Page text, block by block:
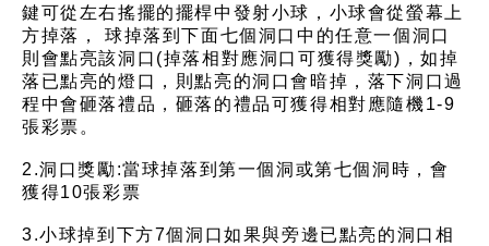
鍵可從左右搖擺的擺桿中發射小球，小球會從螢幕上
方掉落， 球掉落到下面七個洞口中的任意一個洞口
則會點亮該洞口(掉落相對應洞口可獲得獎勵)，如掉
落已點亮的燈口，則點亮的洞口會暗掉，落下洞口過
程中會砸落禮品，砸落的禮品可獲得相對應隨機1-9
張彩票。
2.洞口獎勵:當球掉落到第一個洞或第七個洞時，會
獲得10張彩票
3.小球掉到下方7個洞口如果與旁邊已點亮的洞口相